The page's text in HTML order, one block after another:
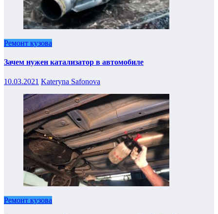
Ремонт кузова
Зачем нужен катализатор в автомобиле
10.03.2021 Kateryna Safonova
Ремонт кузова